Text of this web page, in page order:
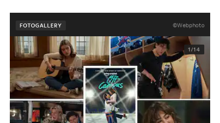
FOTOGALLERY ©Webphoto
1/14